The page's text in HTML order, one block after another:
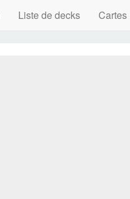
Liste de decks Cartes